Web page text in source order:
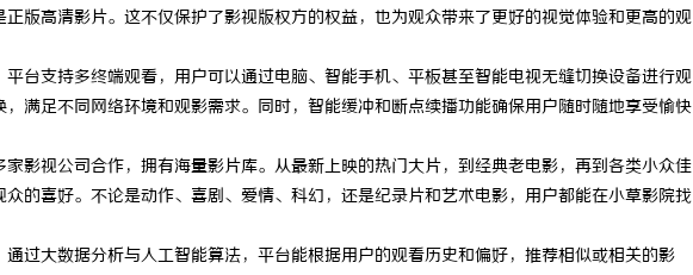
版高清影片。这不仅保护了影视版权方的权益，也为观众带来了更好的视觉体验和更高的观
台支持多终端观看，用户可以通过电脑、智能手机、平板甚至智能电视无缝切换设备进行观
满足不同网络环境和观影需求。同时，智能缓冲和断点续播功能确保用户随时随地享受愉快
影视公司合作，拥有海量影片库。从最新上映的热门大片，到经典老电影，再到各类小众佳
的喜好。不论是动作、喜剧、爱情、科幻，还是纪录片和艺术电影，用户都能在小草影院找
过大数据分析与人工智能算法，平台能根据用户的观看历史和偏好，推荐相似或相关的影